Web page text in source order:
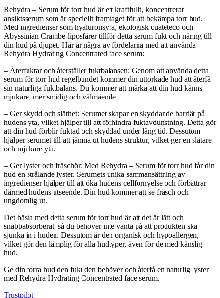
Rehydra – Serum för torr hud är ett kraftfullt, koncentrerat
ansiktsserum som är speciellt framtaget för att bekämpa torr hud.
Med ingredienser som hyaluronsyra, ekologisk cuateteco och
Abyssinian Crambe-liposfärer tillför detta serum fukt och näring till
din hud på djupet. Här är några av fördelarna med att använda
Rehydra Hydrating Concentrated face serum:
– Återfuktar och återställer fuktbalansen: Genom att använda detta
serum för torr hud regelbundet kommer din uttorkade hud att återfå
sin naturliga fuktbalans. Du kommer att märka att din hud känns
mjukare, mer smidig och välmående.
– Ger skydd och släthet: Serumet skapar en skyddande barriär på
hudens yta, vilket hjälper till att förhindra fuktavdunstning. Detta gör
att din hud förblir fuktad och skyddad under lång tid. Dessutom
hjälper serumet till att jämna ut hudens struktur, vilket ger en slätare
och mjukare yta.
– Ger lyster och fräschör: Med Rehydra – Serum för torr hud får din
hud en strålande lyster. Serumets unika sammansättning av
ingredienser hjälper till att öka hudens cellförnyelse och förbättrar
därmed hudens utseende. Din hud kommer att se fräsch och
ungdomlig ut.
Det bästa med detta serum för torr hud är att det är lätt och
snabbabsorberat, så du behöver inte vänta på att produkten ska
sjunka in i huden. Dessutom är den organisk och hypoallergen,
vilket gör den lämplig för alla hudtyper, även för de med känslig
hud.
Ge din torra hud den fukt den behöver och återfå en naturlig lyster
med Rehydra Hydrating Concentrated face serum.
Trustpilot